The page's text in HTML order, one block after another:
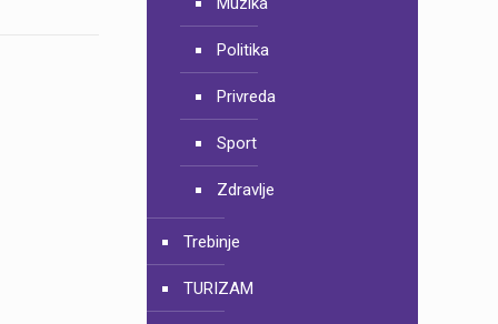
Politika
Privreda
Sport
Zdravlje
Trebinje
TURIZAM